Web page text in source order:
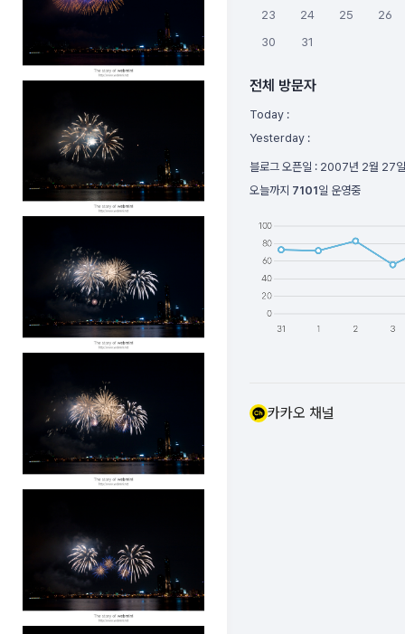
23
24 25
26
30
31
전체 방문자
Today :
Yesterday :
블로그 오픈일 : 2007년 2월 27일
오늘까지 7101일 운영중
카카오 채널